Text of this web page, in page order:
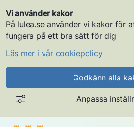
Vi använder kakor
På lulea.se använder vi kakor för
fungera på ett bra sätt för dig
Läs mer i vår cookiepolicy
Godkänn alla
Anpassa